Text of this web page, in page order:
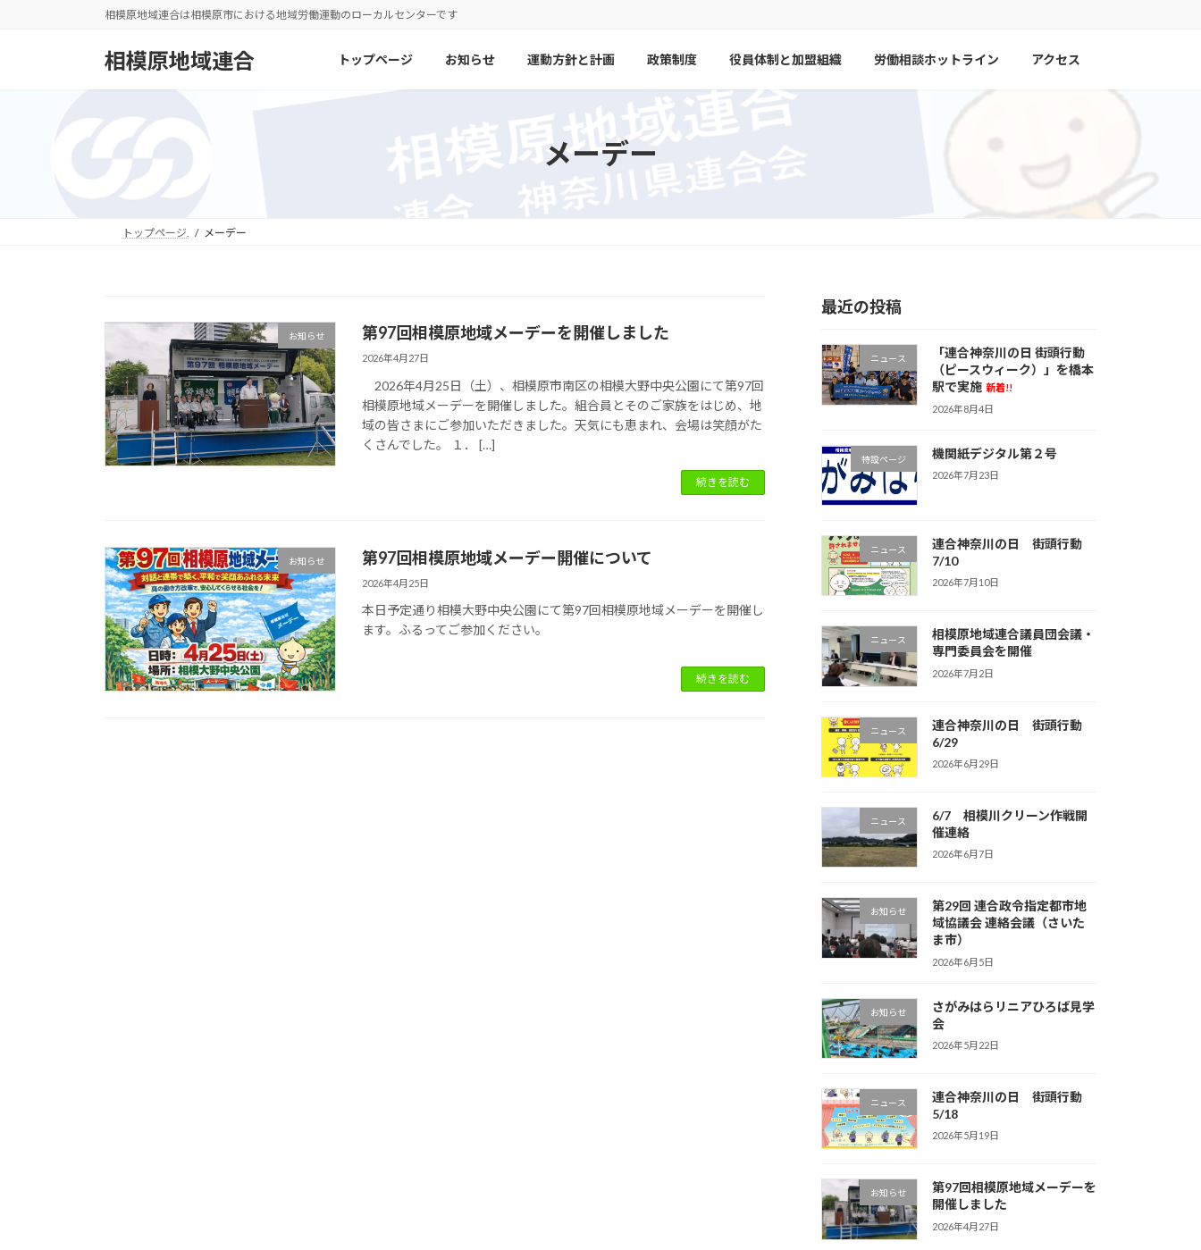
相模原地域連合は相模原市における地域労働運動のローカルセンターです
相模原地域連合 トップページ お知らせ 運動方針と計画 政策制度 役員体制と加盟組織 労働相談ホットライン アクセス
メーデー
トップページ. メーデー
お知らせ 第97回相模原地域メーデーを開催しました
2026年4月27日
2026年4月25日（土）、相模原市南区の相模大野中央公園にて第97回
相模原地域メーデーを開催しました。組合員とそのご家族をはじめ、地
域の皆さまにご参加いただきました。天気にも恵まれ、会場は笑顔がた
くさんでした。 １． […]
続きを読む
お知らせ 第97回相模原地域メーデー開催について
2026年4月25日
本日予定通り相模大野中央公園にて第97回相模原地域メーデーを開催し
ます。ふるってご参加ください。
続きを読む
最近の投稿
ニュース
「連合神奈川の日 街頭行動
（ピースウィーク）」を橋本
駅で実施 新着!!
2026年8月4日
特設ページ 機関紙デジタル第２号
2026年7月23日
ニュース
連合神奈川の日 街頭行動
7/10
2026年7月10日
ニュース
相模原地域連合議員団会議・
専門委員会を開催
2026年7月2日
ニュース
連合神奈川の日 街頭行動
6/29
2026年6月29日
ニュース
6/7 相模川クリーン作戦開
催連絡
2026年6月7日
お知らせ
第29回 連合政令指定都市地
域協議会 連絡会議（さいた
ま市）
2026年6月5日
お知らせ
さがみはらリニアひろば見学
会
2026年5月22日
ニュース
連合神奈川の日 街頭行動
5/18
2026年5月19日
お知らせ
第97回相模原地域メーデーを
開催しました
2026年4月27日